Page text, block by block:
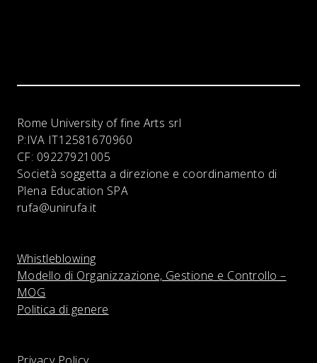
Rome University of fine Arts srl
P:IVA IT12581670960
CF: 09227921005
Società soggetta a direzione e coordinamento di
Plena Education SPA
rufa@unirufa.it
Whistleblowing
Modello di Organizzazione, Gestione e Controllo –
MOG
Politica di genere